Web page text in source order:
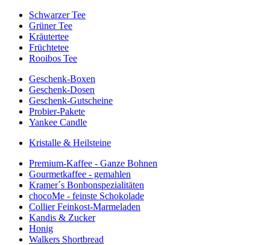
Schwarzer Tee
Grüner Tee
Kräutertee
Früchtetee
Rooibos Tee
Geschenk-Boxen
Geschenk-Dosen
Geschenk-Gutscheine
Probier-Pakete
Yankee Candle
Kristalle & Heilsteine
Premium-Kaffee - Ganze Bohnen
Gourmetkaffee - gemahlen
Kramer´s Bonbonspezialitäten
chocoMe - feinste Schokolade
Collier Feinkost-Marmeladen
Kandis & Zucker
Honig
Walkers Shortbread